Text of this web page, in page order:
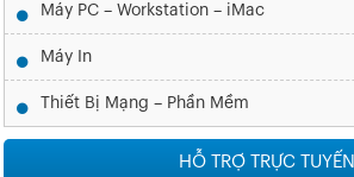
Máy PC – Workstation – iMac
Máy In
Thiết Bị Mạng – Phần Mềm
HỖ TRỢ TRỰC TUYẾN